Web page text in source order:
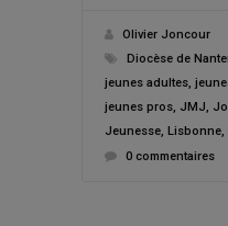
Olivier Joncour
Diocèse de
jeunes adultes,
jeunes pros, JMJ
Jeunesse, Lisbonne,
0 commentaires